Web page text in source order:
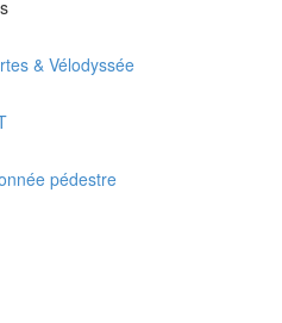
& Vélodyssée
pédestre